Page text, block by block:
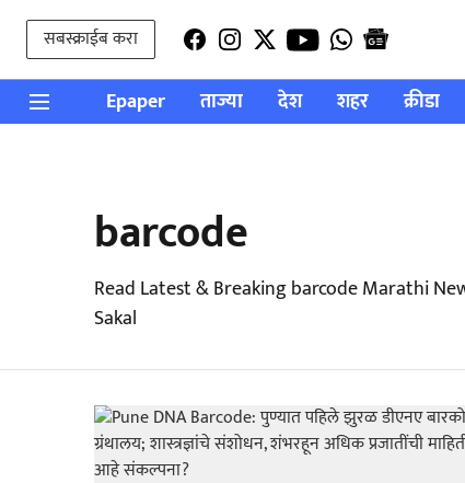
सबस्क्राईब करा
Epaper ताज्या देश शहर क्रीडा
barcode
Read Latest & Breaking barcode Marathi
Sakal